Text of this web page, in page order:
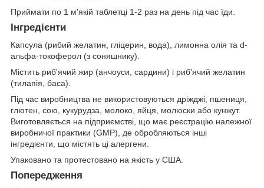
Приймати по 1 м'якій таблетці 1-2 раз на день під час їди.
Інгредієнти
Капсула (рибий желатин, гліцерин, вода), лимонна олія та d-
альфа-токоферол (з соняшнику).
Містить риб'ячий жир (анчоуси, сардини) і риб'ячий желатин
(тилапія, баса).
Під час виробництва не використовуються дріжджі, пшениця,
глютен, сою, кукурудза, молоко, яйця, молюски або кунжут.
Виготовляється на підприємстві, що має реєстрацію належної
виробничої практики (GMP), де обробляються інші
інгредієнти, що містять ці алергени.
Упаковано та протестовано на якість у США.
Попередження